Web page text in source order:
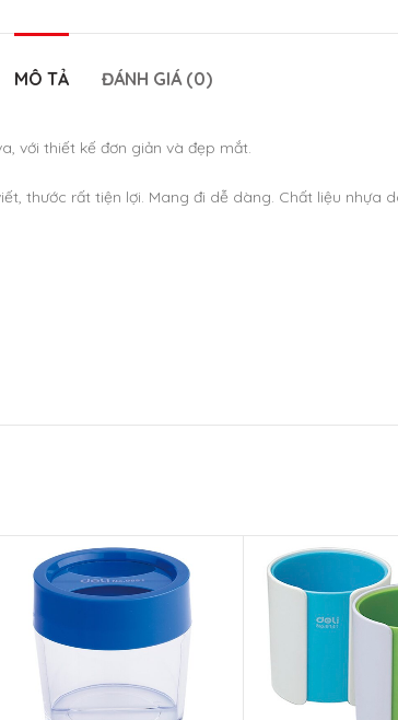
MÔ TẢ ĐÁNH GIÁ (0)
với thiết kế đơn giản và đẹp mắt.
thước rất tiện lợi. Mang đi dễ dàng. Chất liệu nhựa